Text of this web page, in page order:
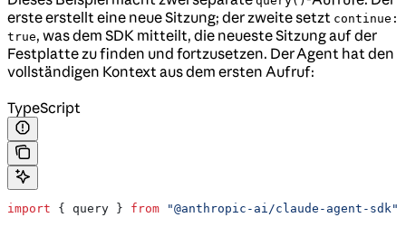
erste erstellt eine neue Sitzung; der zweite setzt continue:
true, was dem SDK mitteilt, die neueste Sitzung auf der
Festplatte zu finden und fortzusetzen. Der Agent hat den
vollständigen Kontext aus dem ersten Aufruf:
TypeScript
import { query } from "@anthropic-ai/claude-agent-sdk"